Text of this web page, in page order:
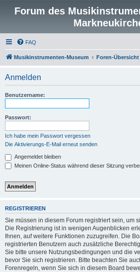
Forum des
FAQ
Musikinstrumenten-Museum Foren-Übersicht
Anmelden
Benutzername:
Passwort:
Ich habe mein Passwort vergessen
Die Aktivierungs-E-Mail erneut senden
Angemeldet bleiben
Meinen Online-Status während dieser Sitzung
REGISTRIEREN
Sie müssen in diesem Forum registriert sein, um
Die Registrierung ist in wenigen Augenblicken
Ihnen, auf weitere Funktionen zuzugreifen. Die
registrierten Benutzern auch zusätzliche
Sie bitte unsere Nutzungsbedingungen und die
bevor Sie sich registrieren. Bitte beachten Sie
Forenregeln, wenn Sie sich in diesem Board